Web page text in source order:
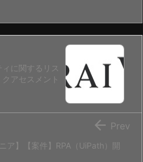
ィに関するリス
クアセスメント
ニア】【案件】RPA（UiPath）開
 Prev